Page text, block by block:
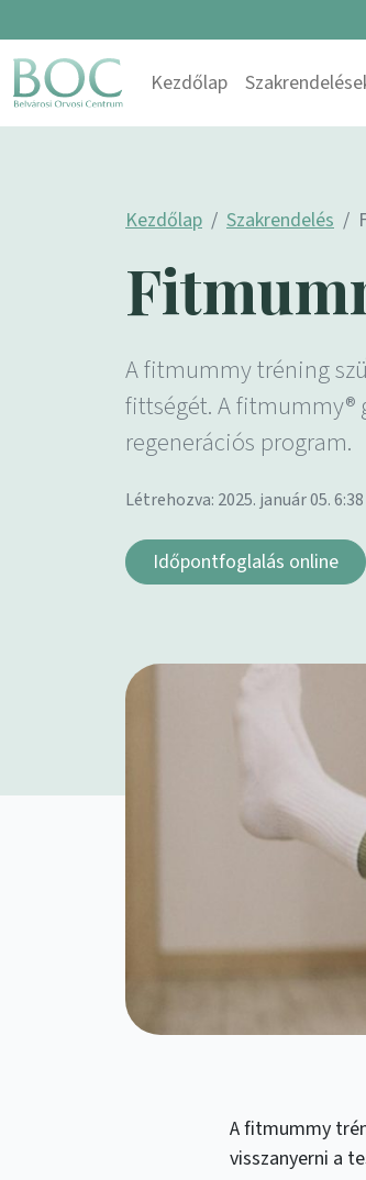
Skip to content
Main Navigation
Kezdőlap
Kezdőlap Szakrendelés
A fitmummy tréning
fittségét. A fitmummy®
regenerációs program.
Létrehozva: 2025. január 05.
Időpontfoglalás online
A fitmummy
visszanyerni a